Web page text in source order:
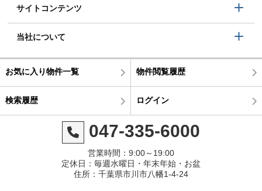
サイトコンテンツ
当社について
お気に入り物件一覧 物件閲覧履歴
検索履歴 ログイン
047-335-6000
営業時間：9:00～19:00
定休日：毎週水曜日・年末年始・お盆
住所：千葉県市川市八幡1-4-24